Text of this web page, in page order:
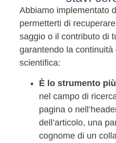
Abbiamo implementato
permetterti di
saggio o il contributo di
garantendo la
scientifica:
È lo strumento
nel campo di
pagina o
dell’articolo, una
cognome di un